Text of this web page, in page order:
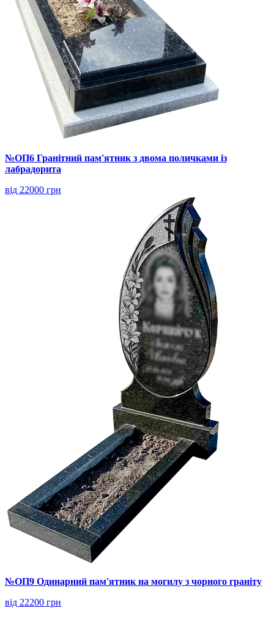
№ОП6 Гранітний пам'ятник з двома поличками із
лабрадорита
від 22000 грн
№ОП9 Одинарний пам'ятник на могилу з чорного граніту
від 22200 грн